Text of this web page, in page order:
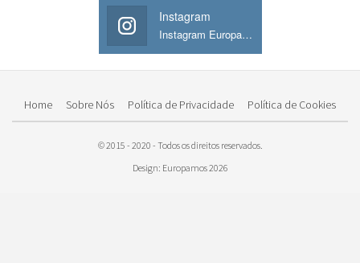
Instagram
Instagram Europamos
Home Sobre Nós Política de Privacidade Política de Cookies
© 2015 - 2020 - Todos os direitos reservados.
Design: Europamos 2026